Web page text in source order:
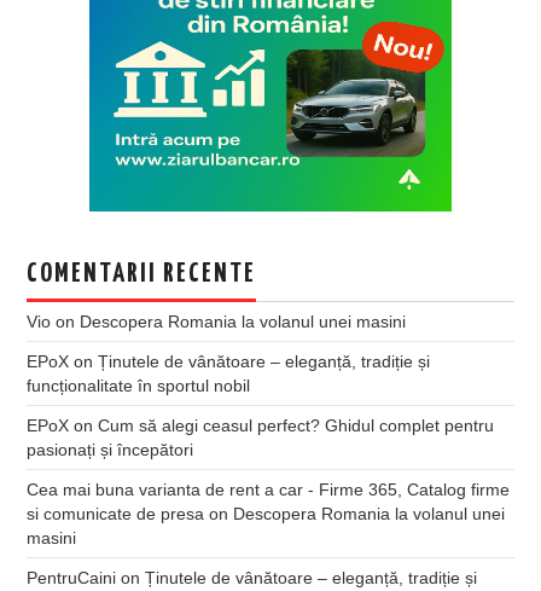
COMENTARII RECENTE
Vio on Descopera Romania la volanul unei masini
EPoX onȚinutele de vânătoare – eleganță, tradiție și
funcționalitate în sportul nobil
EPoX onCum să alegi ceasul perfect? Ghidul complet pentru
pasionați și începători
Cea mai buna varianta de rent a car - Firme 365, Catalog firme
si comunicate de presa on Descopera Romania la volanul unei
masini
PentruCaini onȚinutele de vânătoare – eleganță, tradiție și